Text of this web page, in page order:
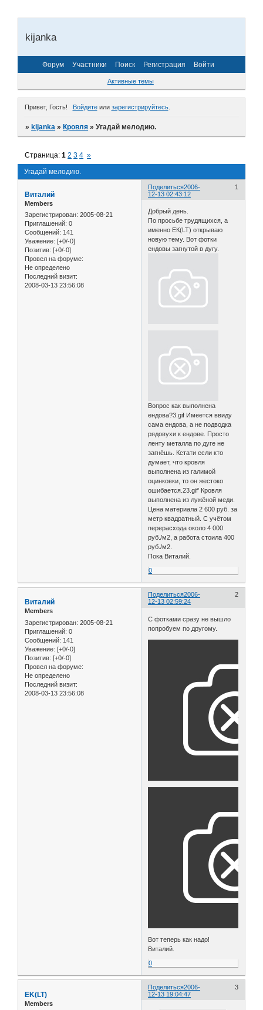
kijanka
Форум Участники Поиск Регистрация Войти
Активные темы
Привет, Гость! Войдитеили зарегистрируйтесь.
»kijanka »Кровля »Угадай мелодию.
Угадай мелодию.
Страница:1 2 3 4 »
Поделиться 1
2006-
12-13 02:43:12
Виталий
Members
Зарегистрирован: 2005-08-21
Приглашений: 0
Сообщений: 141
Уважение: [+0/-0]
Позитив: [+0/-0]
Провел на форуме:
Не определено
Последний визит:
2008-03-13 23:56:08
Добрый день.
По просьбе трудящихся, а
именно ЕК(LT) открываю
новую тему. Вот фотки
ендовы загнутой в дугу.
Вопрос как выполнена
ендова?3.gif Имеется ввиду
сама ендова, а не подводка
рядовухи к ендове. Просто
ленту металла по дуге не
загнёшь. Кстати если кто
думает, что кровля
выполнена из галимой
оцинковки, то он жестоко
ошибается.23.gif' Кровля
выполнена из лужёной меди.
Цена материала 2 600 руб. за
метр квадратный. С учётом
перерасхода около 4 000
руб./м2, а работа стоила 400
руб./м2.
Пока Виталий.
0
Поделиться 2
2006-
12-13 02:59:24
Виталий
Members
Зарегистрирован: 2005-08-21
Приглашений: 0
Сообщений: 141
Уважение: [+0/-0]
Позитив: [+0/-0]
Провел на форуме:
Не определено
Последний визит:
2008-03-13 23:56:08
С фотками сразу не вышло
попробуем по другому.
Вот теперь как надо!
Виталий.
0
Поделиться 3
2006-
12-13 19:04:47
EK(LT)
Members